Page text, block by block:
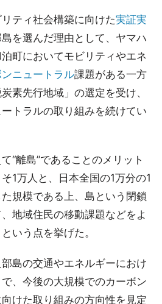
ティ社会構築に向けた実証実
を選んだ理由として、ヤマハ
町においてモビリティやエネ
ンニュートラル課題がある一方
素先行地域」の選定を受け、
トラルの取り組みを続けてい
“離島”であることのメリット
1万人と、日本全国の1万分の1
規模である上、島という閉鎖
地域住民の移動課題などをよ
いう点を挙げた。
島の交通やエネルギーにおけ
、今後の大規模でのカーボン
けた取り組みの方向性を見定